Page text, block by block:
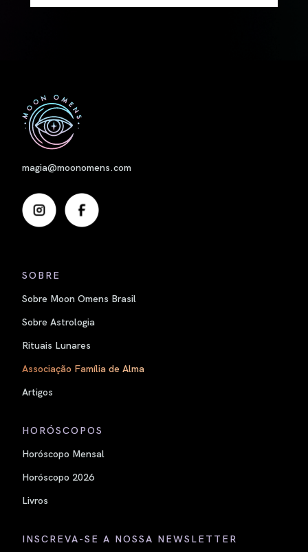
magia@moonomens.com
SOBRE
Sobre Moon Omens Brasil
Sobre Astrologia
Rituais Lunares
Associação Família de Alma
Artigos
HORÓSCOPOS
Horóscopo Mensal
Horóscopo 2026
Livros
INSCREVA-SE A NOSSA NEWSLETTER
Nome